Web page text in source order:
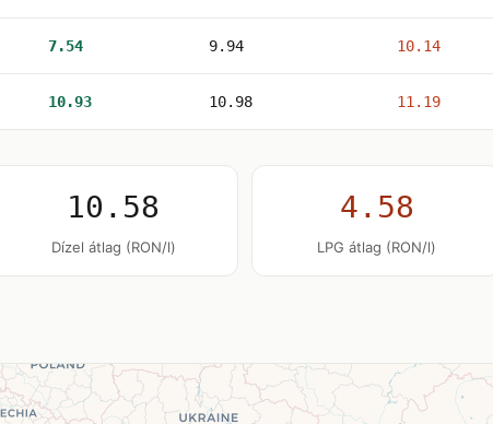
7.54 9.94 10.14
10.93 10.98 11.19
10.58
Dízel átlag (RON/l)
4.58
LPG átlag (RON/l)